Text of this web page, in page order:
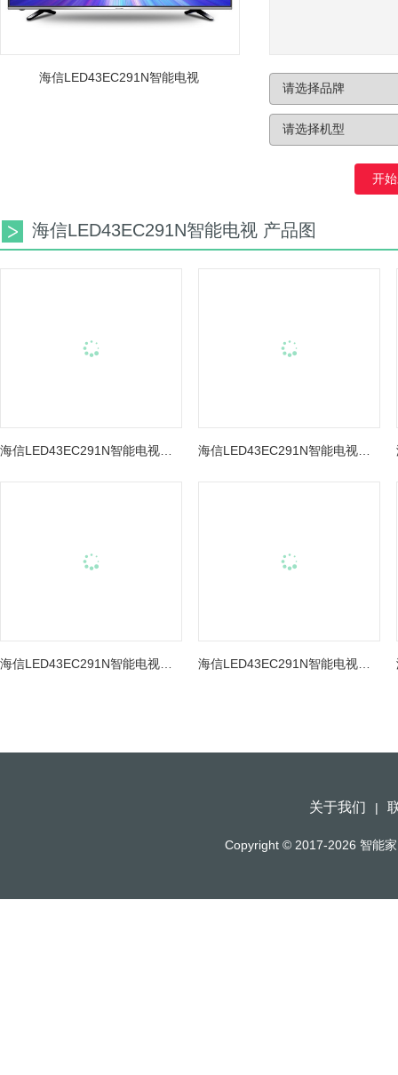
海信LED43EC291N智能电视
开
海信LED43EC291N智能电视 产品图
关于我们 |
Copyright © 2017-2026 智能